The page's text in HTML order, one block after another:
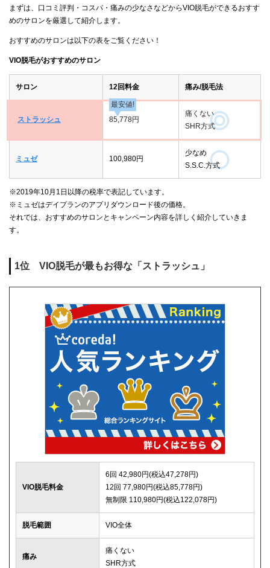
まずは、口コミ評判・コスパ・痛みの少なさなどからVIO脱毛ができるおすす
めのサロンを厳選して紹介します。
おすすめのサロンは以下の表をご覧ください！
VIO脱毛がおすすめのサロン
サロン 12回料金 痛み/脱毛法
ストラッシュ
最安値!
85,778円
痛くない
SHR方式
ミュゼ 100,980円
少なめ
S.S.C.方式
※2019年10月1日以降の税率で表記しています。
※ミュゼはデイプランのアプリダウンロード後の価格。
それでは、おすすめのサロンとキャンペーン内容を詳しく紹介していきま
す。
1位 VIO脱毛が最もお得な「ストラッシュ」
VIO脱毛料金
6回 42,980円(税込47,278円)
12回 77,980円(税込85,778円)
無制限 110,980円(税込122,078円)
脱毛範囲 VIO全体
痛み
痛くない
SHR方式